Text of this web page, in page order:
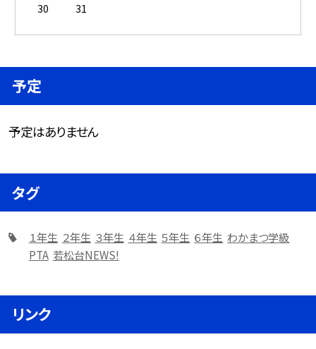
30
31
予定
予定はありません
タグ
１年生 ２年生 ３年生 ４年生 ５年生 ６年生 わかまつ学級
PTA 若松台NEWS!
リンク